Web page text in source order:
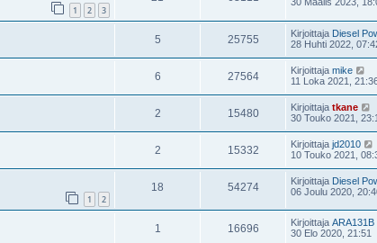
1 2 3
5 25755 Kirjoittaja Diesel
28 Huhti 2022,
6 27564 Kirjoittaja mike
11 Loka 2021,
2 15480 Kirjoittaja tkane
30 Touko 2021,
2 15332 Kirjoittaja jd2010
10 Touko 2021,
1 2
18 54274 Kirjoittaja Diesel
06 Joulu 2020,
1 16696 Kirjoittaja ARA131B
30 Elo 2020, 21:51